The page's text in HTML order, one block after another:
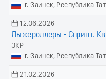
г. Заинск, Республика
12.06.2026
Лыжероллеры - Спринт.
ЭКР
г. Заинск, Республика
21.02.2026